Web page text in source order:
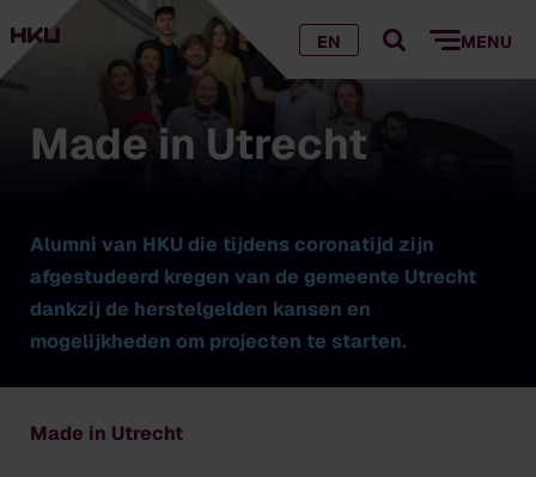
EN MENU
Made in Utrecht
Alumni van HKU die tijdens coronatijd zijn
afgestudeerd kregen van de gemeente Utrecht
dankzij de herstelgelden kansen en
mogelijkheden om projecten te starten.
Made in Utrecht